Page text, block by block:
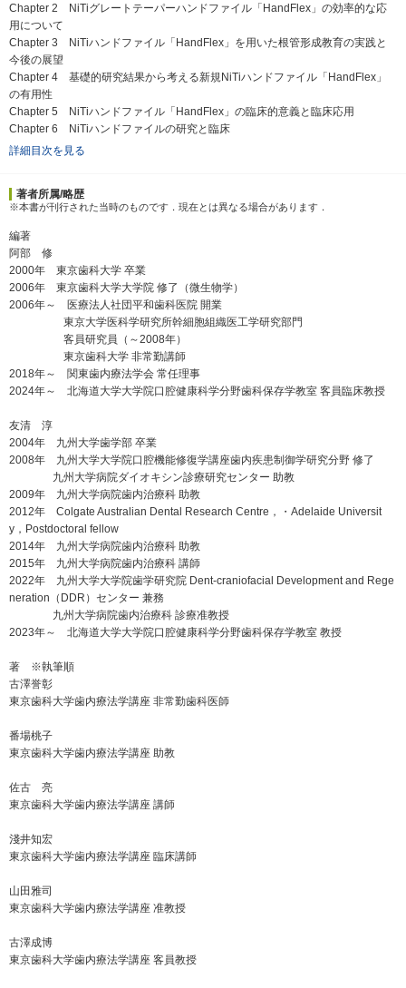
Chapter 2 NiTiグレートテーパーハンドファイル「HandFlex」の効率的な応
用について
Chapter 3 NiTiハンドファイル「HandFlex」を用いた根管形成教育の実践と
今後の展望
Chapter 4 基礎的研究結果から考える新規NiTiハンドファイル「HandFlex」
の有用性
Chapter 5 NiTiハンドファイル「HandFlex」の臨床的意義と臨床応用
Chapter 6 NiTiハンドファイルの研究と臨床
詳細目次を見る
著者所属/略歴
※本書が刊行された当時のものです．現在とは異なる場合があります．
編著
阿部 修
2000年 東京歯科大学 卒業
2006年 東京歯科大学大学院 修了（微生物学）
2006年～ 医療法人社団平和歯科医院 開業
東京大学医科学研究所幹細胞組織医工学研究部門
客員研究員（～2008年）
東京歯科大学 非常勤講師
2018年～ 関東歯内療法学会 常任理事
2024年～ 北海道大学大学院口腔健康科学分野歯科保存学教室 客員臨床教授
友清 淳
2004年 九州大学歯学部 卒業
2008年 九州大学大学院口腔機能修復学講座歯内疾患制御学研究分野 修了
九州大学病院ダイオキシン診療研究センター 助教
2009年 九州大学病院歯内治療科 助教
2012年 Colgate Australian Dental Research Centre，・Adelaide Universit
y，Postdoctoral fellow
2014年 九州大学病院歯内治療科 助教
2015年 九州大学病院歯内治療科 講師
2022年 九州大学大学院歯学研究院 Dent-craniofacial Development and Rege
neration（DDR）センター 兼務
九州大学病院歯内治療科 診療准教授
2023年～ 北海道大学大学院口腔健康科学分野歯科保存学教室 教授
著 ※執筆順
古澤誉彰
東京歯科大学歯内療法学講座 非常勤歯科医師
番場桃子
東京歯科大学歯内療法学講座 助教
佐古 亮
東京歯科大学歯内療法学講座 講師
淺井知宏
東京歯科大学歯内療法学講座 臨床講師
山田雅司
東京歯科大学歯内療法学講座 准教授
古澤成博
東京歯科大学歯内療法学講座 客員教授